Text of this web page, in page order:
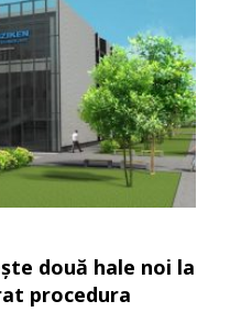
două hale noi la
procedura